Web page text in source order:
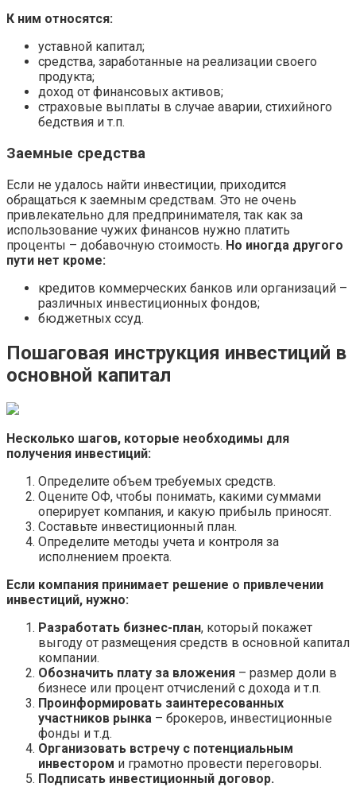
К ним относятся:
уставной капитал;
средства, заработанные на реализации своего
продукта;
доход от финансовых активов;
страховые выплаты в случае аварии, стихийного
бедствия и т.п.
Заемные средства
Если не удалось найти инвестиции, приходится
обращаться к заемным средствам. Это не очень
привлекательно для предпринимателя, так как за
использование чужих финансов нужно платить
проценты – добавочную стоимость. Но иногда другого
пути нет кроме:
кредитов коммерческих банков или организаций –
различных инвестиционных фондов;
бюджетных ссуд.
Пошаговая инструкция инвестиций в
основной капитал
Несколько шагов, которые необходимы для
получения инвестиций:
Определите объем требуемых средств.
Оцените ОФ, чтобы понимать, какими суммами
оперирует компания, и какую прибыль приносят.
Составьте инвестиционный план.
Определите методы учета и контроля за
исполнением проекта.
Если компания принимает решение о привлечении
инвестиций, нужно:
Разработать бизнес-план, который покажет
выгоду от размещения средств в основной капитал
компании.
Обозначить плату за вложения – размер доли в
бизнесе или процент отчислений с дохода и т.п.
Проинформировать заинтересованных
участников рынка – брокеров, инвестиционные
фонды и т.д.
Организовать встречу с потенциальным
инвестором и грамотно провести переговоры.
Подписать инвестиционный договор.